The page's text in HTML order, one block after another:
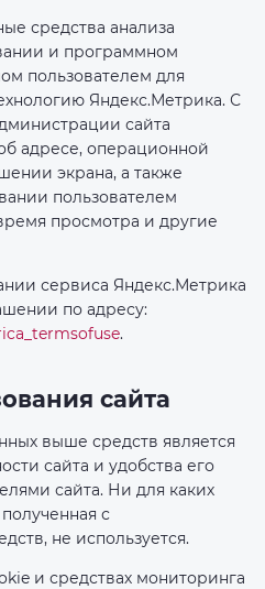
средства анализа
и программном
пользователем для
Яндекс.Метрика. С
сайта
адресе, операционной
экрана, а также
пользователем
просмотра и другие
сервиса Яндекс.Метрика
по адресу:
.
сайта
выше средств является
сайта и удобства его
сайта. Ни для каких
с
не используется.
и средствах мониторинга